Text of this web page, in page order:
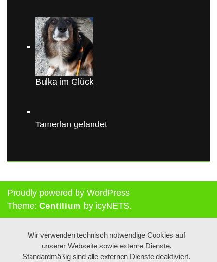
Bulka im Glück
Tamerlan gelandet
Proudly powered by WordPress
Theme: Centilium by icyNETS.
Wir verwenden technisch notwendige Cookies auf
unserer Webseite sowie externe Dienste.
Standardmäßig sind alle externen Dienste deaktiviert.